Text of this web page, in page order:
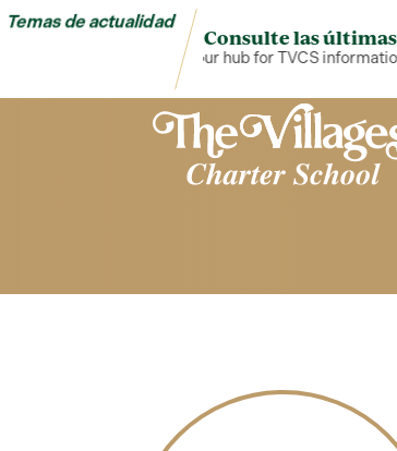
Temas de actualidad
Consulte las
Hot Topics is your hub for TVCS